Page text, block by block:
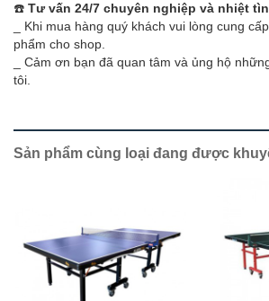
☎️ Tư vấn 24/7 chuyên nghiệp và nhiệt
_ Khi mua hàng quý khách vui lòng cung
phẩm cho shop.
_ Cảm ơn bạn đã quan tâm và ủng hộ
tôi.
Sản phẩm cùng loại đang được